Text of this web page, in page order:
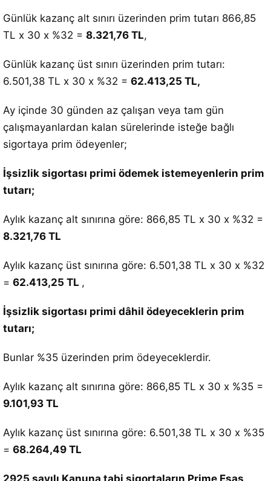
Günlük kazanç alt sınırı üzerinden prim tutarı 866,85
TL x 30 x %32 = 8.321,76 TL,
Günlük kazanç üst sınırı üzerinden prim tutarı:
6.501,38 TL x 30 x %32 = 62.413,25 TL,
Ay içinde 30 günden az çalışan veya tam gün
çalışmayanlardan kalan sürelerinde isteğe bağlı
sigortaya prim ödeyenler;
İşsizlik sigortası primi ödemek istemeyenlerin prim
tutarı;
Aylık kazanç alt sınırına göre: 866,85 TL x 30 x %32 =
8.321,76 TL
Aylık kazanç üst sınırına göre: 6.501,38 TL x 30 x %32
= 62.413,25 TL ,
İşsizlik sigortası primi dâhil ödeyeceklerin prim
tutarı;
Bunlar %35 üzerinden prim ödeyeceklerdir.
Aylık kazanç alt sınırına göre: 866,85 TL x 30 x %35 =
9.101,93 TL
Aylık kazanç üst sınırına göre: 6.501,38 TL x 30 x %35
= 68.264,49 TL
2925 sayılı Kanuna tabi sigortaların Prime Esas